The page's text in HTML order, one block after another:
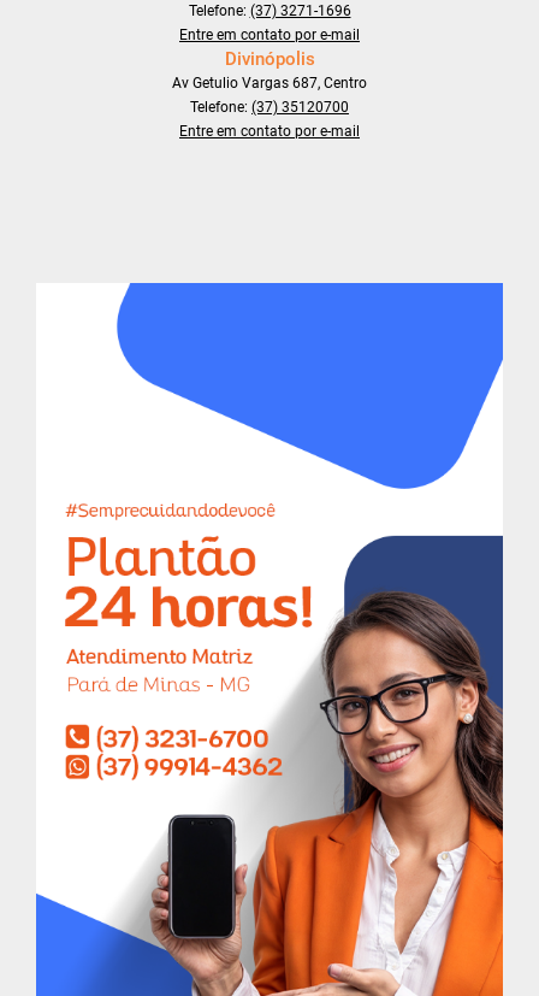
Telefone: (37) 3271-1696
Entre em contato por e-mail
Divinópolis
Av Getulio Vargas 687, Centro
Telefone: (37) 35120700
Entre em contato por e-mail